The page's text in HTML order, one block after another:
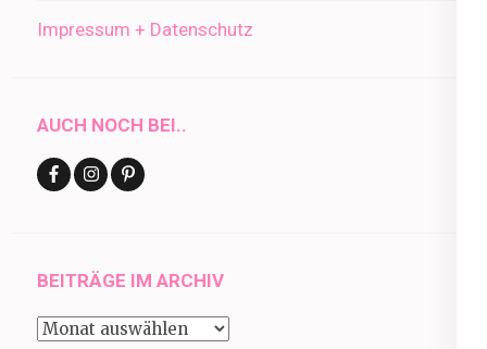
Impressum + Datenschutz
AUCH NOCH BEI..
BEITRÄGE IM ARCHIV
Beiträge